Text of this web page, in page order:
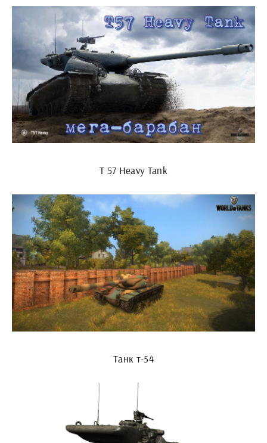
Т 57 Heavy Tank
Танк т-54